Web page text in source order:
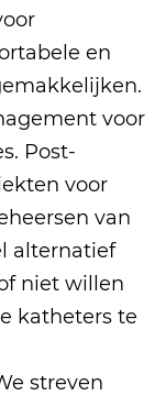
en
voor
Post-
voor
van
alternatief
niet willen
katheters te
streven